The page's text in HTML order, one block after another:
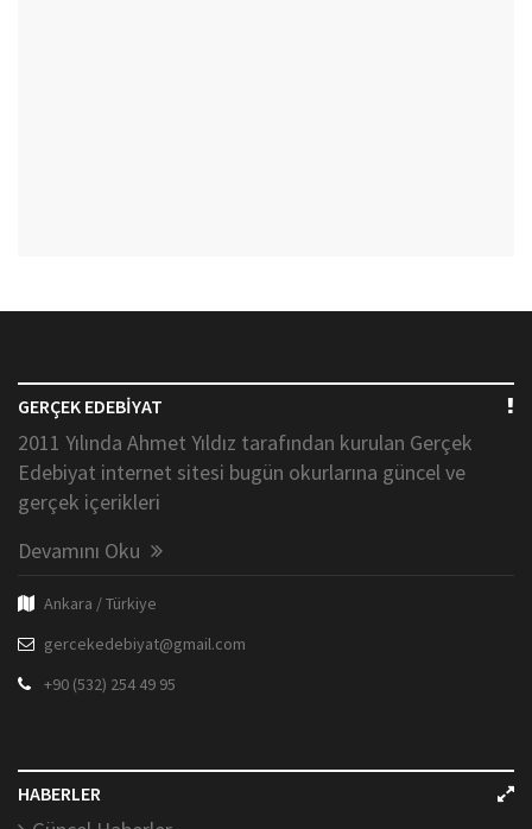
GERÇEK EDEBİYAT
2011 Yılında Ahmet Yıldız tarafından kurulan Gerçek
Edebiyat internet sitesi bugün okurlarına güncel ve
gerçek içerikleri
Devamını Oku
Ankara / Türkiye
gercekedebiyat@gmail.com
+90 (532) 254 49 95
HABERLER